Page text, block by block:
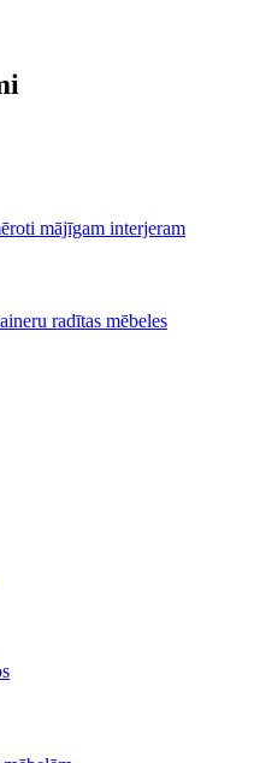
mājīgam interjeram
radītas mēbeles